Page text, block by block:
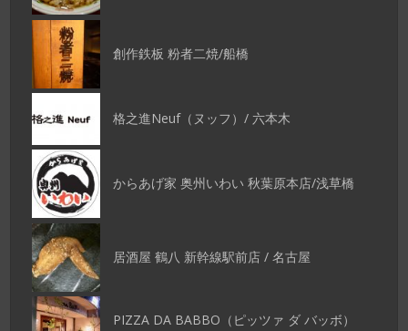
創作鉄板 粉者二焼/船橋
格之進Neuf（ヌッフ）/ 六本木
からあげ家 奥州いわい 秋葉原本店/浅草橋
居酒屋 鶴八 新幹線駅前店 / 名古屋
PIZZA DA BABBO（ピッツァ ダ バッボ）